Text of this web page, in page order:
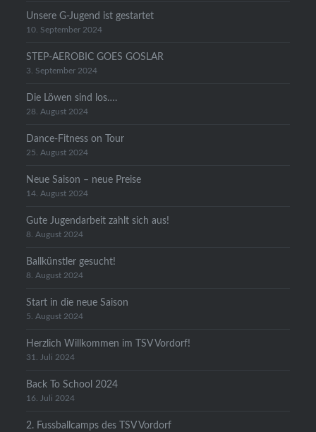
Unsere G-Jugend ist gestartet
10. September 2024
STEP-AEROBIC GOES GOSLAR
3. September 2024
Die Löwen sind los….
28. August 2024
Dance-Fitness on Tour
25. August 2024
Neue Saison – neue Preise
14. August 2024
Gute Jugendarbeit zahlt sich aus!
8. August 2024
Ballkünstler gesucht!
8. August 2024
Start in die neue Saison
5. August 2024
Herzlich Willkommen im TSV Vordorf!
31. Juli 2024
Back To School 2024
16. Juli 2024
2. Fussballcamps des TSV Vordorf